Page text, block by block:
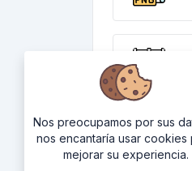
Nos preocupamos por sus
nos encantaría usar cookies
mejorar su experiencia.